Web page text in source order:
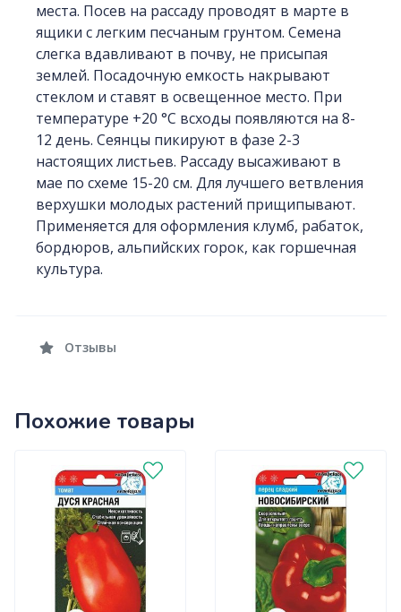
места. Посев на рассаду проводят в марте в
ящики с легким песчаным грунтом. Семена
слегка вдавливают в почву, не присыпая
землей. Посадочную емкость накрывают
стеклом и ставят в освещенное место. При
температуре +20 °С всходы появляются на 8-
12 день. Сеянцы пикируют в фазе 2-3
настоящих листьев. Рассаду высаживают в
мае по схеме 15-20 см. Для лучшего ветвления
верхушки молодых растений прищипывают.
Применяется для оформления клумб, рабаток,
бордюров, альпийских горок, как горшечная
культура.
Отзывы
Похожие товары